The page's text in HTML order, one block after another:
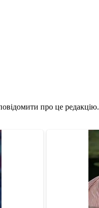
про це редакцію.